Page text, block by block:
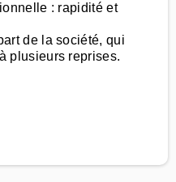
: rapidité et
de la société, qui
plusieurs reprises.